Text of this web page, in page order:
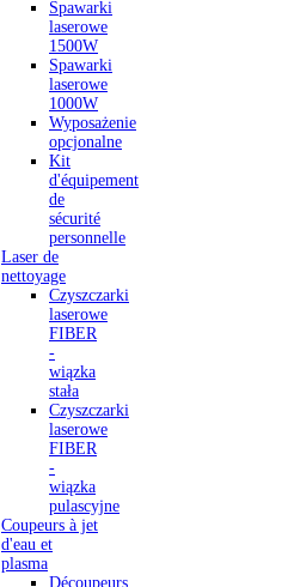
Spawarki
laserowe
1500W
Spawarki
laserowe
1000W
Wyposażenie
opcjonalne
Kit
d'équipement
de
sécurité
personnelle
Laser de
nettoyage
Czyszczarki
laserowe
FIBER
-
wiązka
stała
Czyszczarki
laserowe
FIBER
-
wiązka
pulascyjne
Coupeurs à jet
d'eau et
plasma
Découpeurs